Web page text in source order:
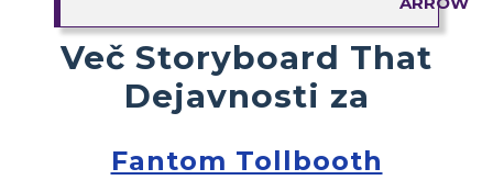
Več Storyboard That
Dejavnosti za
Fantom Tollbooth